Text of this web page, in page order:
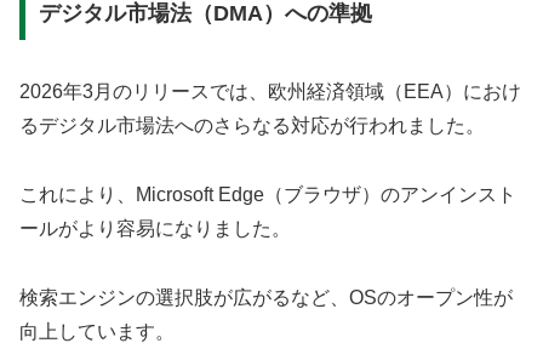
デジタル市場法（DMA）への準拠
2026年3月のリリースでは、欧州経済領域（EEA）におけ
るデジタル市場法へのさらなる対応が行われました。
これにより、Microsoft Edge（ブラウザ）のアンインスト
ールがより容易になりました。
検索エンジンの選択肢が広がるなど、OSのオープン性が
向上しています。